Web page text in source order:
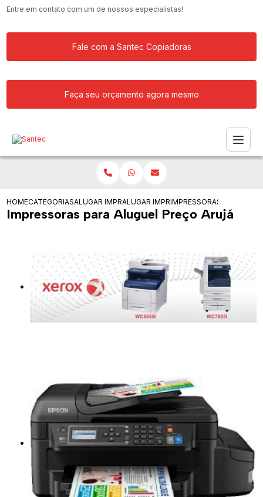
Entre em contato com um de nossos especialistas!
Fale com a Santec Copiadoras
Faça seu orçamento agora mesmo
HOMECATEGORIASALUGAR IMPRESSORAALUGAR IMPRESSORAS PARA SERVICOS
IMPRESSORAS PARA
Impressoras para Aluguel Preço Arujá